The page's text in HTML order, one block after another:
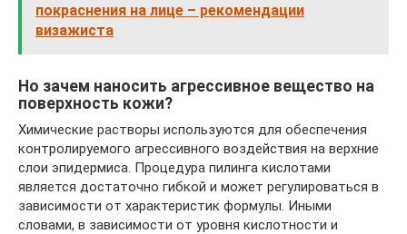
покраснения на лице – рекомендации
визажиста
Но зачем наносить агрессивное вещество на
поверхность кожи?
Химические растворы используются для обеспечения
контролируемого агрессивного воздействия на верхние
слои эпидермиса. Процедура пилинга кислотами
является достаточно гибкой и может регулироваться в
зависимости от характеристик формулы. Иными
словами, в зависимости от уровня кислотности и